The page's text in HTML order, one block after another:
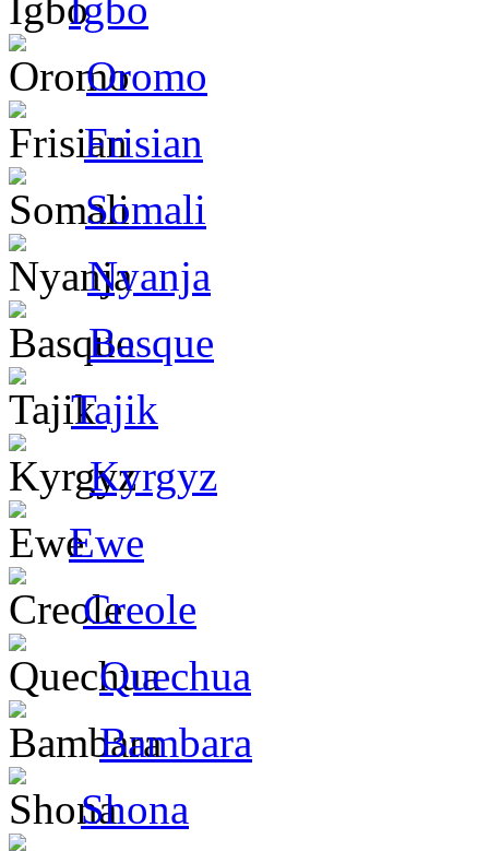
Oromo
Frisian
Somali
Nyanja
Basque
Tajik
Kyrgyz
Ewe
Creole
Quechua
Bambara
Shona